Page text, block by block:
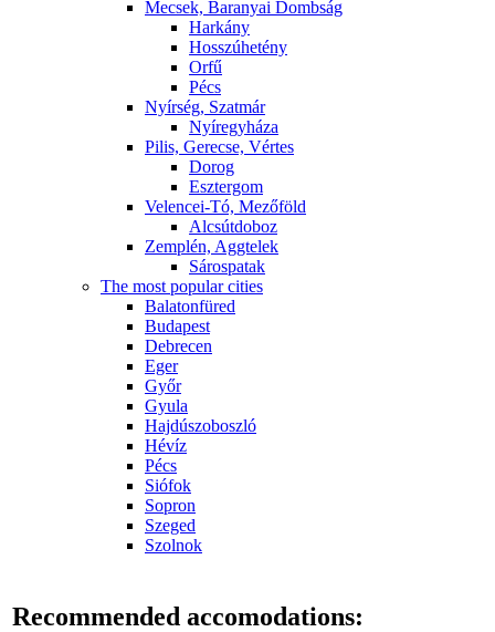
Mecsek, Baranyai Dombság
Harkány
Hosszúhetény
Orfű
Pécs
Nyírség, Szatmár
Nyíregyháza
Pilis, Gerecse, Vértes
Dorog
Esztergom
Velencei-Tó, Mezőföld
Alcsútdoboz
Zemplén, Aggtelek
Sárospatak
The most popular cities
Balatonfüred
Budapest
Debrecen
Eger
Győr
Gyula
Hajdúszoboszló
Hévíz
Pécs
Siófok
Sopron
Szeged
Szolnok
Recommended accomodations: